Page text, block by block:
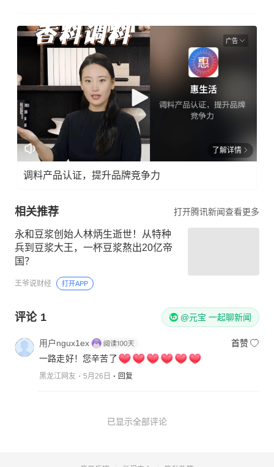
广告
了解详情
调料产品认证，提升品牌竞争力
相关推荐 打开腾讯新闻查看更多
永和豆浆创始人林炳生逝世！从特种
兵到豆浆大王，一杯豆浆熬出20亿帝
国？
王爷说财经 打开APP
评论 1 @元宝 一起聊新闻
用户ngux1ex
首赞
一路走好！您辛苦了
黑龙江网友 5月26日 回复
已显示全部评论